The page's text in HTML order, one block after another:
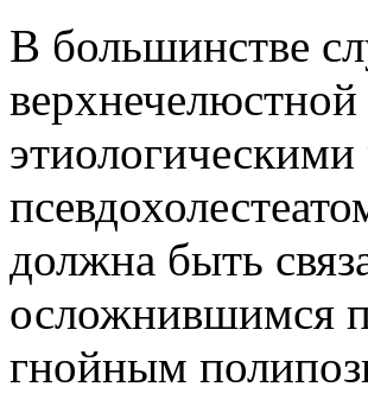
В большинстве
должна быть
осложнившимся
гнойным